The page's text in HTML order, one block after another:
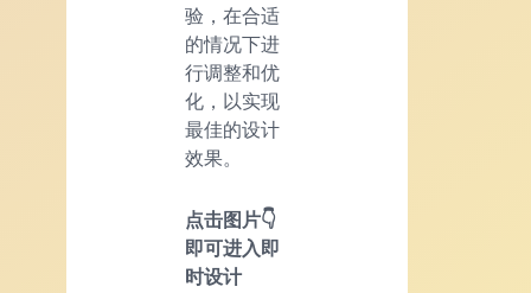
验，在合适
的情况下进
行调整和优
化，以实现
最佳的设计
效果。
点击图片👇
即可进入即
时设计